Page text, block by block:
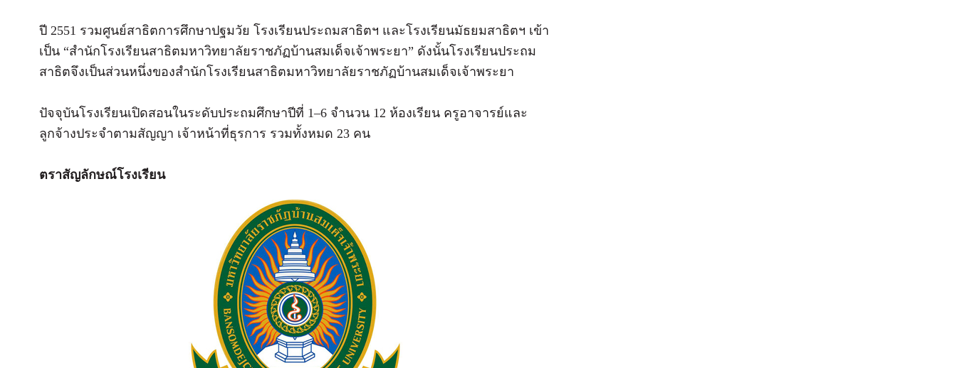
ปี 2551 รวมศูนย์สาธิตการศึกษาปฐมวัย โรงเรียนประถมสาธิตฯ และโรงเรียนมัธยมสาธิตฯ เข้า
เป็น “สำนักโรงเรียนสาธิตมหาวิทยาลัยราชภัฏบ้านสมเด็จเจ้าพระยา” ดังนั้นโรงเรียนประถม
สาธิตจึงเป็นส่วนหนึ่งของสำนักโรงเรียนสาธิตมหาวิทยาลัยราชภัฏบ้านสมเด็จเจ้าพระยา
ปัจจุบันโรงเรียนเปิดสอนในระดับประถมศึกษาปีที่ 1–6 จำนวน 12 ห้องเรียน ครูอาจารย์และ
ลูกจ้างประจำตามสัญญา เจ้าหน้าที่ธุรการ รวมทั้งหมด 23 คน
ตราสัญลักษณ์โรงเรียน